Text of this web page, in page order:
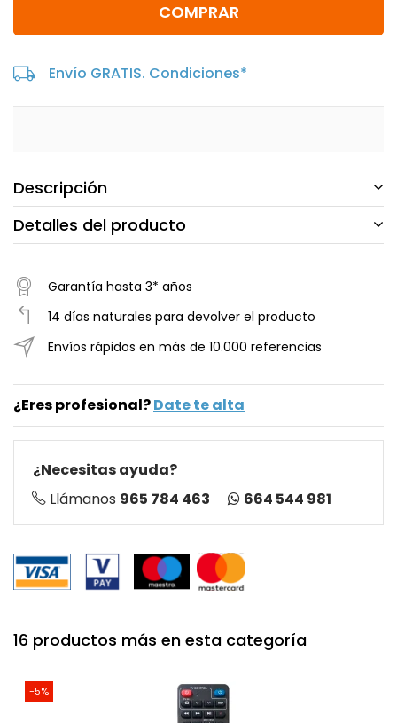
COMPRAR
Envío GRATIS. Condiciones*
Descripción
Detalles del producto
Garantía hasta 3* años
14 días naturales para devolver el producto
Envíos rápidos en más de 10.000 referencias
¿Eres profesional?Date te alta
¿Necesitas ayuda?
Llámanos 965 784 463 664 544 981
16 productos más en esta categoría
-5%